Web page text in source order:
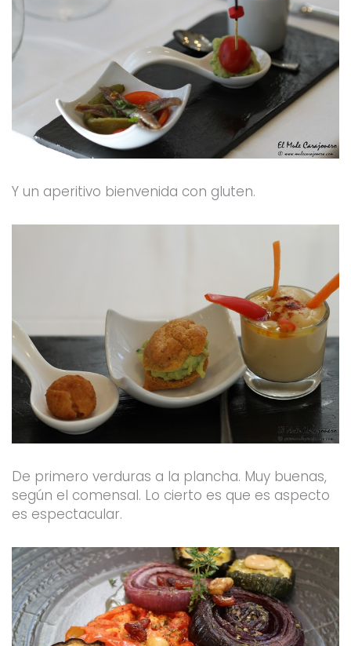
Y un aperitivo bienvenida con gluten.
De primero verduras a la plancha. Muy buenas,
según el comensal. Lo cierto es que es aspecto
es espectacular.